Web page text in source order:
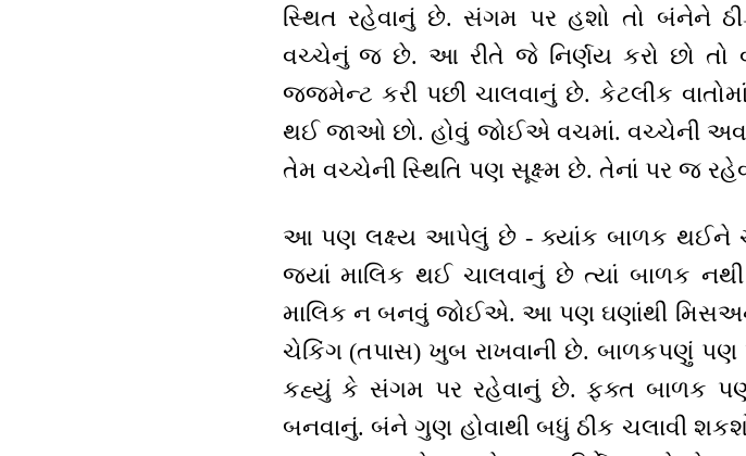
સ્થિત રહેવાનું છે. સંગમ પર હશો તો બંનેને
વચ્ચેનું જ છે. આ રીતે જે નિર્ણય કરો છો તો
જજમેન્ટ કરી પછી ચાલવાનું છે. કેટલીક
થઈ જાઓ છો. હોવું જોઈએ વચમાં. વચ્ચેની
તેમ વચ્ચેની સ્થિતિ પણ સૂક્ષ્મ છે. તેનાં પર જ
આ પણ લક્ષ્ય આપેલું છે - ક્યાંક બાળક થઈને
જ્યાં માલિક થઈ ચાલવાનું છે ત્યાં બાળક
માલિક ન બનવું જોઈએ. આ પણ ઘણાંથી
ચેકિંગ (તપાસ) ખુબ રાખવાની છે. બાળકપણું
કહ્યું કે સંગમ પર રહેવાનું છે. ફક્ત બાળક
બનવાનું. બંને ગુણ હોવાથી બધું ઠીક ચલાવી